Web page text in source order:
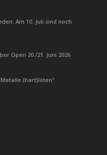
Am 10. Juli sind noch
Open 20./21. Juni 2026
(hart)löten“